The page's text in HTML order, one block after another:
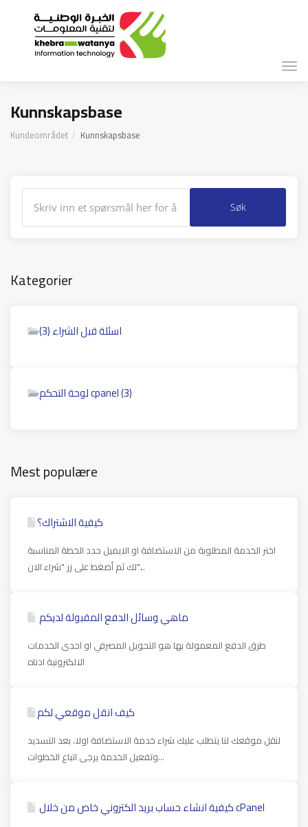
Bytt
Kunnskapsbase
Kundeområdet Kunnskapsbase
Kategorier
اسئلة قبل الشراء (3)
لوحة التحكم cpanel (3)
Mest populære
كيفية الاشتراك؟
اختر الخدمة المطلوبة من الاستضافة او الايميل حدد الخطة المناسبة
لك ثم أضغط على زر "شراء الان"...
ماهي وسائل الدفع المقبولة لديكم
طرق الدفع المعمولة بها هو التحويل المصرفي او احدى الخدمات
كيف انقل موقعي لكم
لنقل موقعك لنا يتطلب عليك شراء خدمة الاستضافة اولا، بعد التسديد
وتفعيل الخدمة يرجى اتباع الخطوات...
كیفیة انشاء حساب بريد الكتروني خاص من خلال cPanel